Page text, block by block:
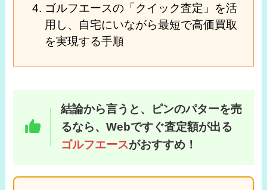
ゴルフエースの「クイック査定」を活
用し、自宅にいながら最短で高価買取
を実現する手順
結論から言うと、ピンのパターを売
るなら、Webですぐ査定額が出る
ゴルフエースがおすすめ！